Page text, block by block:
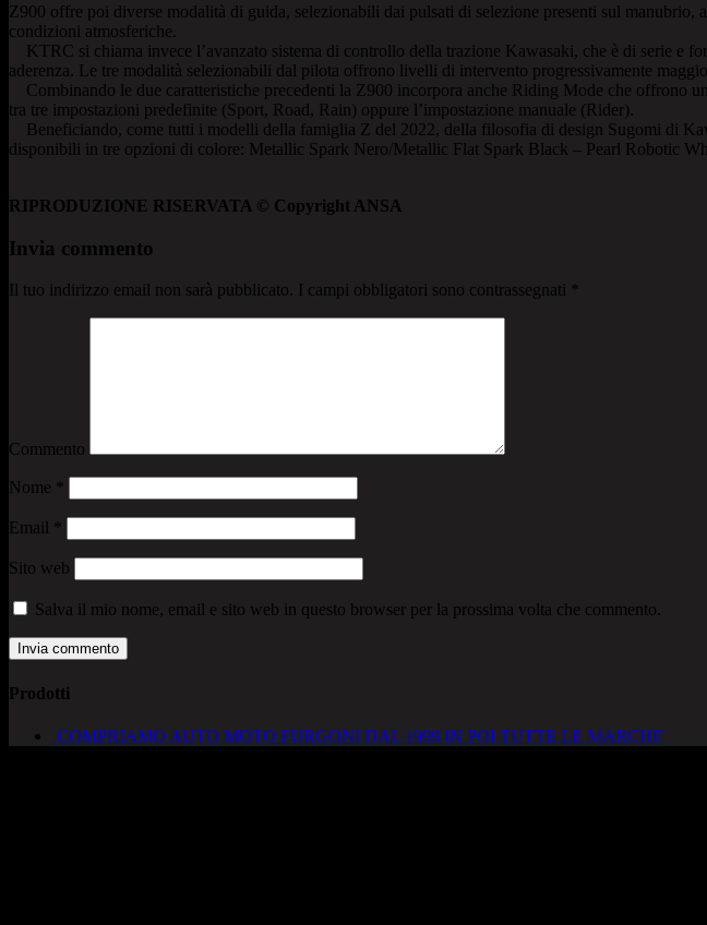
Z900 offre poi diverse modalità di guida, selezionabili dai pulsati di selezione presenti sul
condizioni atmosferiche.
KTRC si chiama invece l’avanzato sistema di controllo della trazione Kawasaki, che è di serie e
aderenza. Le tre modalità selezionabili dal pilota offrono livelli di intervento progressivamente
Combinando le due caratteristiche precedenti la Z900 incorpora anche Riding Mode che offrono
tra tre impostazioni predefinite (Sport, Road, Rain) oppure l’impostazione manuale (Rider).
Beneficiando, come tutti i modelli della famiglia Z del 2022, della filosofia di design Sugomi di
disponibili in tre opzioni di colore: Metallic Spark Nero/Metallic Flat Spark Black – Pearl Robotic
RIPRODUZIONE RISERVATA © Copyright ANSA
Invia commento
Il tuo indirizzo email non sarà pubblicato. I campi obbligatori sono contrassegnati
Commento
Nome
Email
Sito web
Salva il mio nome, email e sito web in questo browser per la prossima volta che commento.
Prodotti
COMPRIAMO AUTO MOTO FURGONI DAL 1999 IN POI TUTTE LE MARCHE